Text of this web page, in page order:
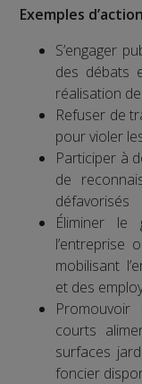
Exemples
S’engager
des débats
réalisation
Refuser de
pour violer
Participer à
de
défavorisés
Éliminer le
l’entreprise
mobilisant
et des
Promouvoir
courts
surfaces
foncier